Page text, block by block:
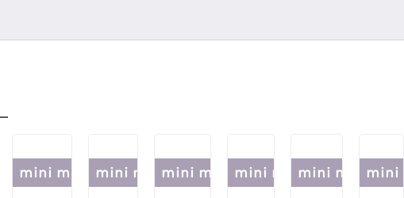
im Set
mini me-10% im Set
mini me-10% im Set
mini me-10% im Set
mini me-10% im Set
mini me-10% im Set
mini